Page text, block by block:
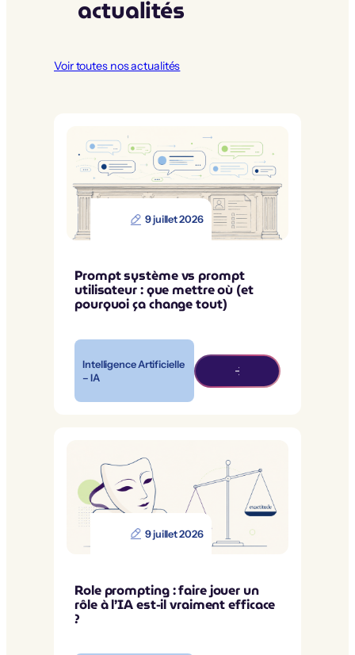
actualités
Voir toutes nos actualités
9 juillet 2026
Prompt système vs prompt
utilisateur : que mettre où (et
pourquoi ça change tout)
Intelligence Artificielle
– IA
9 juillet 2026
Role prompting : faire jouer un
rôle à l’IA est-il vraiment efficace
?